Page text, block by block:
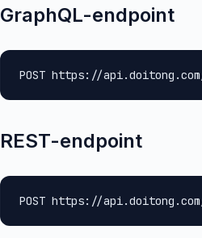
GraphQL-endpoint
POST https://
REST-endpoint
POST https://